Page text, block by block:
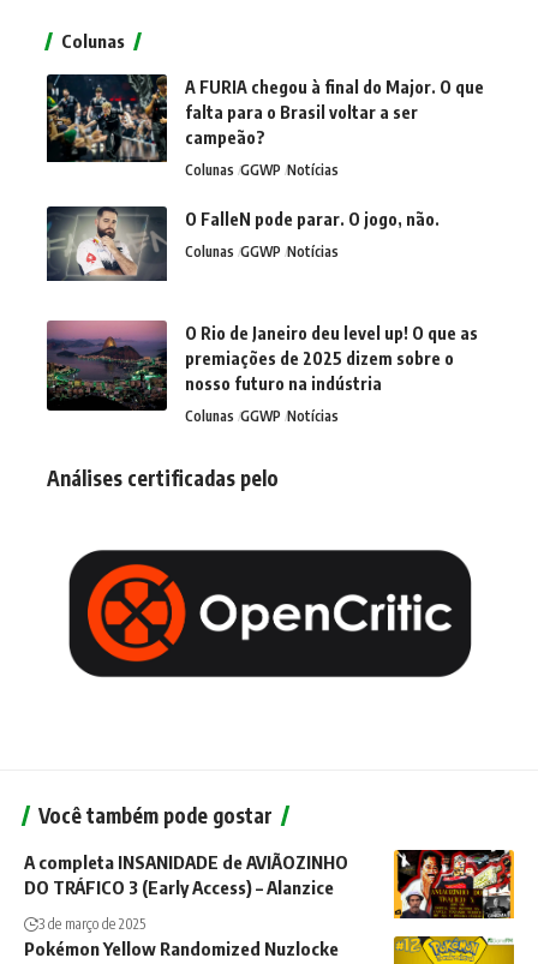
Colunas
A FURIA chegou à final do Major. O que
falta para o Brasil voltar a ser
campeão?
Colunas GGWP Notícias
O FalleN pode parar. O jogo, não.
Colunas GGWP Notícias
O Rio de Janeiro deu level up! O que as
premiações de 2025 dizem sobre o
nosso futuro na indústria
Colunas GGWP Notícias
Análises certificadas pelo
Você também pode gostar
A completa INSANIDADE de AVIÃOZINHO
DO TRÁFICO 3 (Early Access) – Alanzice
3 de março de 2025
Pokémon Yellow Randomized Nuzlocke